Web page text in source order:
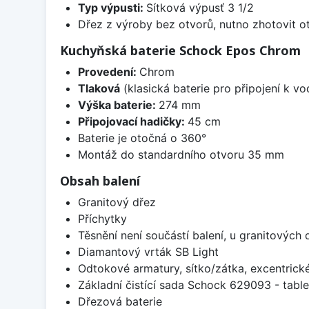
Typ výpusti: Sítková výpusť 3 1/2
Dřez z výroby bez otvorů, nutno zhotovit
Kuchyňská baterie Schock Epos Chrom
Provedení: Chrom
Tlaková(klasická baterie pro připojení k
Výška baterie: 274 mm
Připojovací hadičky: 45 cm
Baterie je otočná o 360°
Montáž do standardního otvoru 35 mm
Obsah balení
Granitový dřez
Příchytky
Těsnění není součástí balení, u
Diamantový vrták SB Light
Odtokové armatury, sítko/zátka,
Základní čistící sada Schock 629093 -
Dřezová baterie